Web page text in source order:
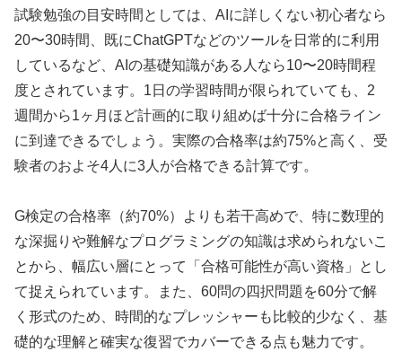
試験勉強の目安時間としては、AIに詳しくない初心者なら
20〜30時間、既にChatGPTなどのツールを日常的に利用
しているなど、AIの基礎知識がある人なら10〜20時間程
度とされています。1日の学習時間が限られていても、2
週間から1ヶ月ほど計画的に取り組めば十分に合格ライン
に到達できるでしょう。実際の合格率は約75%と高く、受
験者のおよそ4人に3人が合格できる計算です。
G検定の合格率（約70%）よりも若干高めで、特に数理的
な深掘りや難解なプログラミングの知識は求められないこ
とから、幅広い層にとって「合格可能性が高い資格」とし
て捉えられています。また、60問の四択問題を60分で解
く形式のため、時間的なプレッシャーも比較的少なく、基
礎的な理解と確実な復習でカバーできる点も魅力です。